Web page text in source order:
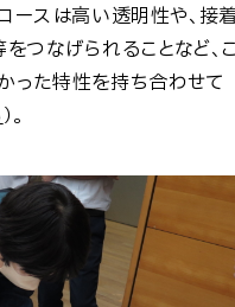
ースは高い透明性や、接
つなげられることなど、こ
った特性を持ち合わせて
）。